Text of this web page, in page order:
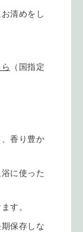
清めをし
（国指定
香り豊か
に使った
す。
保存しな